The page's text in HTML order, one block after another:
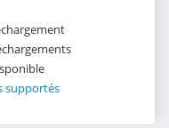
supportés